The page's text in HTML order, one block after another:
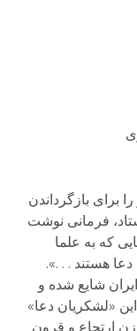
برای بازگرداندن
فرمانی نوشت
که به علما
هستند . . .».
شایع شده و
«لشکریان دعا»
ارتجاع و قرون